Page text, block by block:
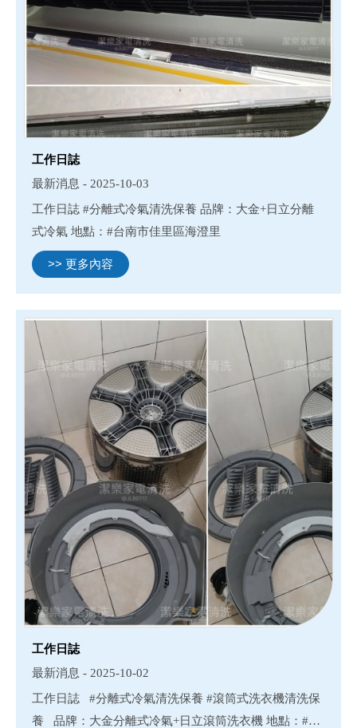
工作日誌
最新消息 - 2025-10-03
工作日誌 #分離式冷氣清洗保養 品牌：大金+日立分離
>> 更多內容
工作日誌
最新消息 - 2025-10-02
工作日誌 #分離式冷氣清洗保養 #滾筒式洗衣機清洗保
養 品牌：大金分離式冷氣+日立滾筒洗衣機 地點：#台